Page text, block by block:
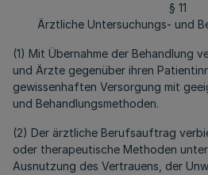
§ 11
Ärztliche Untersuchungs- und
(1) Mit Übernahme der Behandlung
und Ärzte gegenüber ihren
gewissenhaften Versorgung mit
und Behandlungsmethoden.
(2) Der ärztliche Berufsauftrag
oder therapeutische Methoden
Ausnutzung des Vertrauens, der